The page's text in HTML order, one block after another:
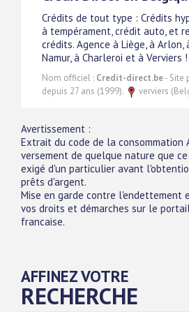
Crédits de tout type : Crédits
à tempérament, crédit auto, et
crédits. Agence à Liège, à Arlon,
Namur, à Charleroi et à Verviers
Nom officiel : Credit-direct.be- Site
depuis 27 ans (1999).
verviers
Avertissement :
Extrait du code de la consommation
versement de quelque nature que
exigé d'un particulier avant
prêts d'argent.
Mise en garde contre l'endettement
vos droits et démarches sur le
francaise.
AFFINEZ VOTRE
RECHERCHE